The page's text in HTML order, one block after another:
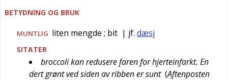
BETYDNING OG BRUK
MUNTLIG liten mengde ; bit | jf. dæsj
SITATER
broccoli kan redusere faren for hjerteinfarkt. En
dert grønt ved siden av ribben er sunt (Aftenposten